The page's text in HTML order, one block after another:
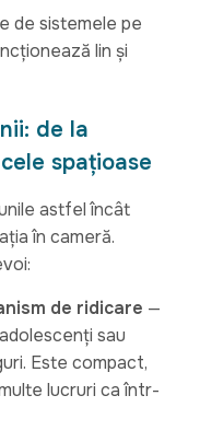
de sistemele pe
lin și
de la
spațioase
astfel încât
în cameră.
de ridicare —
sau
Este compact,
lucruri ca într-